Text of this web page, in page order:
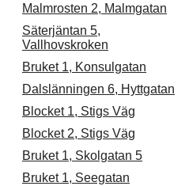
Malmrosten 2, Malmgatan
Säterjäntan 5,
Vallhovskroken
Bruket 1, Konsulgatan
Dalslänningen 6, Hyttgatan
Blocket 1, Stigs Väg
Blocket 2, Stigs Väg
Bruket 1, Skolgatan 5
Bruket 1, Seegatan